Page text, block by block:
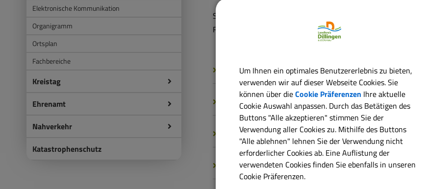
Elektronische Kommunikation
Organigramm
Ortsplan
Fachbereiche
Kreistag
Ehrenamt
Nahverkehr
Katastrophenschutz
Sie benötigen eine Genehmigung, wenn Sie Ausflugsfahrten oder
Ferienzielreisen mit Personenkraftwagen anbieten möchten.
Langbeschreibung
Voraussetzungen
Erforderliche Unterlagen
Verfahrensablauf
Um Ihnen ein optimales Benutzererlebnis zu bieten,
verwenden wir auf dieser Webseite Cookies. Sie
können über dieCookie Präferenzen Ihre aktuelle
Cookie Auswahl anpassen. Durch das Betätigen des
Buttons "Alle akzeptieren" stimmen Sie der
Verwendung aller Cookies zu. Mithilfe des Buttons
"Alle ablehnen" lehnen Sie der Verwendung nicht
erforderlicher Cookies ab. Eine Auflistung der
verwendeten Cookies finden Sie ebenfalls in unseren
Cookie Präferenzen.